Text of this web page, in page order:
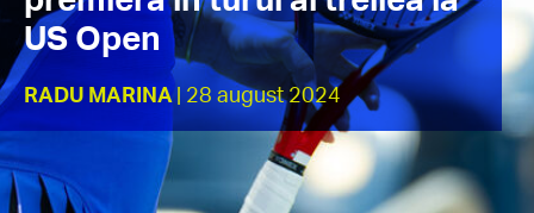
US Open
RADU MARINA | 28 august 2024